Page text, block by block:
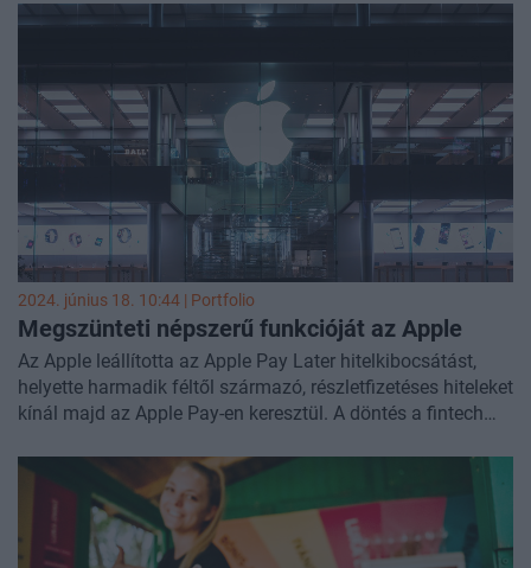
fejlesztésén dolgoznak.
2024. június 18. 10:44 | Portfolio
Megszünteti népszerű funkcióját az Apple
Az Apple leállította az Apple Pay Later hitelkibocsátást,
helyette harmadik féltől származó, részletfizetéses hiteleket
kínál majd az Apple Pay-en keresztül. A döntés a fintech